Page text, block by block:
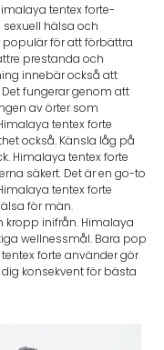
tentex forte-
hälsa och
populär för att förbättra
prestanda och
innebär också att
fungerar genom att
av örter som
tentex forte
också. Känsla låg på
Himalaya tentex forte
säkert. Det är en go-to
tentex forte
för män.
kropp inifrån. Himalaya
wellnessmål. Bara pop
forte använder gör
konsekvent för bästa